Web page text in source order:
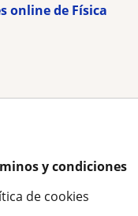
online de Física
y condiciones
de cookies